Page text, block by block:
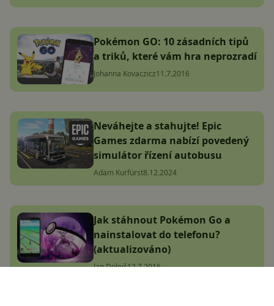
Pokémon GO: 10 zásadních tipů
a triků, které vám hra neprozradí
Johanna Kovaczicz11.7.2016
Neváhejte a stahujte! Epic
Games zdarma nabízí povedený
simulátor řízení autobusu
Adam Kurfürst8.12.2024
Jak stáhnout Pokémon Go a
nainstalovat do telefonu?
(aktualizováno)
Jan Dolejš12.7.2016